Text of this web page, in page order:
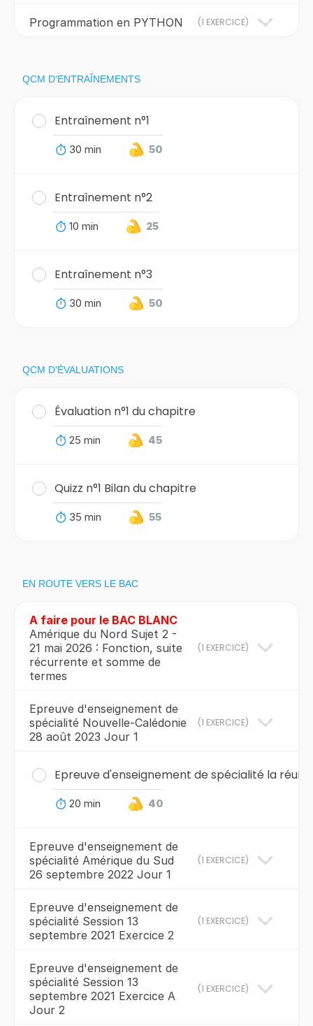
Programmation en PYTHON (1 EXERCICE)
QCM D'ENTRAÎNEMENTS
Entraînement n°1
30 min 50
Entraînement n°2
10 min 25
Entraînement n°3
30 min 50
QCM D'ÉVALUATIONS
Évaluation n°1 du chapitre
25 min 45
Quizz n°1 Bilan du chapitre
35 min 55
EN ROUTE VERS LE BAC
A faire pour le BAC BLANC
Amérique du Nord Sujet 2 -
21 mai 2026 : Fonction, suite
récurrente et somme de
termes
(1 EXERCICE)
Epreuve d'enseignement de
spécialité Nouvelle-Calédonie
28 août 2023 Jour 1
(1 EXERCICE)
Epreuve d'enseignement de spécialité la
20 min 40
Epreuve d'enseignement de
spécialité Amérique du Sud
26 septembre 2022 Jour 1
(1 EXERCICE)
Epreuve d'enseignement de
spécialité Session 13
septembre 2021 Exercice 2
(1 EXERCICE)
Epreuve d'enseignement de
spécialité Session 13
septembre 2021 Exercice A
Jour 2
(1 EXERCICE)